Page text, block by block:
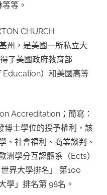
等。
CHURCH
州，是美國一所私立大
了美國政府教育部
）和美國高等
Accreditation；簡寫：
博士學位的授予權利，該
、社會福利、商業談判、
洲學分互認體系（Ects）
界大學排名」 第100
學」排名第 98名。